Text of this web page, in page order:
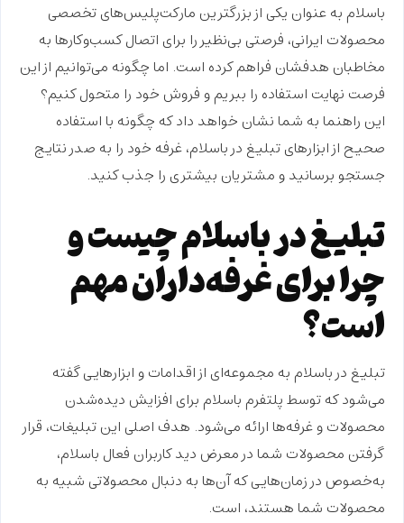
باسلام به عنوان یکی از بزرگترین مارکت‌پلیس‌های تخصصی
محصولات ایرانی، فرصتی بی‌نظیر را برای اتصال کسب‌وکارها به
مخاطبان هدفشان فراهم کرده است. اما چگونه می‌توانیم از این
فرصت نهایت استفاده را ببریم و فروش خود را متحول کنیم؟
این راهنما به شما نشان خواهد داد که چگونه با استفاده
صحیح از ابزارهایتبلیغ در باسلام، غرفه خود را به صدر نتایج
جستجو برسانید و مشتریان بیشتری را جذب کنید.
تبلیغ در باسلام چیست و
چرا برای غرفه‌داران مهم
است؟
تبلیغ در باسلام به مجموعه‌ای از اقدامات و ابزارهایی گفته
می‌شود که توسط پلتفرم باسلام برای افزایش دیده‌شدن
محصولات و غرفه‌ها ارائه می‌شود. هدف اصلی این تبلیغات، قرار
گرفتن محصولات شما در معرض دید کاربران فعال باسلام،
به‌خصوص در زمان‌هایی که آن‌ها به دنبال محصولاتی شبیه به
محصولات شما هستند، است.